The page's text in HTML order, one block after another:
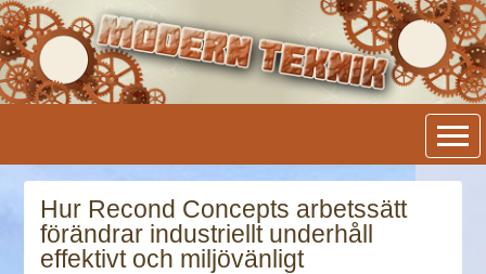
Hur Recond Concepts arbetssätt
förändrar industriellt underhåll
effektivt och miljövänligt